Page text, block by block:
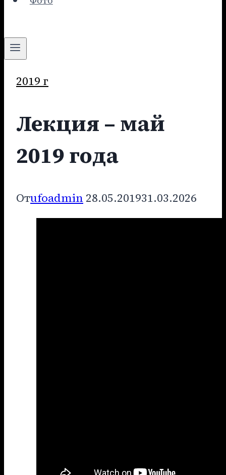
2019 г
Лекция – май
2019 года
Отufoadmin 28.05.201931.03.2026